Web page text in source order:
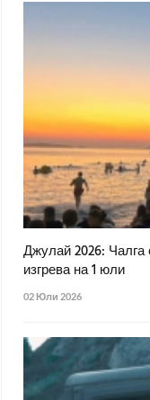
Джулай 2026: Чалга
изгрева на 1 юли
02 Юли 2026